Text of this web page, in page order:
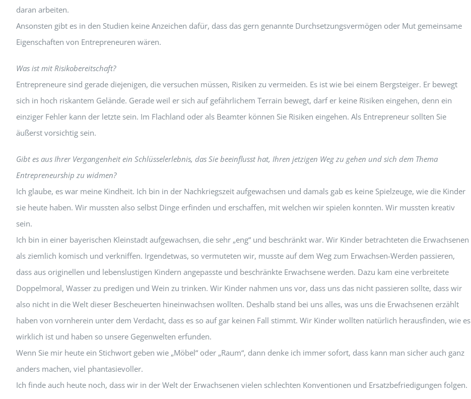
daran arbeiten.
Ansonsten gibt es in den Studien keine Anzeichen dafür, dass das gern genannte Durchsetzungsvermögen oder Mut gemeinsame
Eigenschaften von Entrepreneuren wären.
Was ist mit Risikobereitschaft?
Entrepreneure sind gerade diejenigen, die versuchen müssen, Risiken zu vermeiden. Es ist wie bei einem Bergsteiger. Er bewegt
sich in hoch riskantem Gelände. Gerade weil er sich auf gefährlichem Terrain bewegt, darf er keine Risiken eingehen, denn ein
einziger Fehler kann der letzte sein. Im Flachland oder als Beamter können Sie Risiken eingehen. Als Entrepreneur sollten Sie
äußerst vorsichtig sein.
Gibt es aus Ihrer Vergangenheit ein Schlüsselerlebnis, das Sie beeinflusst hat, Ihren jetzigen Weg zu gehen und sich dem Thema
Entrepreneurship zu widmen?
Ich glaube, es war meine Kindheit. Ich bin in der Nachkriegszeit aufgewachsen und damals gab es keine Spielzeuge, wie die Kinder
sie heute haben. Wir mussten also selbst Dinge erfinden und erschaffen, mit welchen wir spielen konnten. Wir mussten kreativ
sein.
Ich bin in einer bayerischen Kleinstadt aufgewachsen, die sehr „eng“ und beschränkt war. Wir Kinder betrachteten die Erwachsenen
als ziemlich komisch und verkniffen. Irgendetwas, so vermuteten wir, musste auf dem Weg zum Erwachsen-Werden passieren,
dass aus originellen und lebenslustigen Kindern angepasste und beschränkte Erwachsene werden. Dazu kam eine verbreitete
Doppelmoral, Wasser zu predigen und Wein zu trinken. Wir Kinder nahmen uns vor, dass uns das nicht passieren sollte, dass wir
also nicht in die Welt dieser Bescheuerten hineinwachsen wollten. Deshalb stand bei uns alles, was uns die Erwachsenen erzählt
haben von vornherein unter dem Verdacht, dass es so auf gar keinen Fall stimmt. Wir Kinder wollten natürlich herausfinden, wie es
wirklich ist und haben so unsere Gegenwelten erfunden.
Wenn Sie mir heute ein Stichwort geben wie „Möbel“ oder „Raum“, dann denke ich immer sofort, dass kann man sicher auch ganz
anders machen, viel phantasievoller.
Ich finde auch heute noch, dass wir in der Welt der Erwachsenen vielen schlechten Konventionen und Ersatzbefriedigungen folgen.